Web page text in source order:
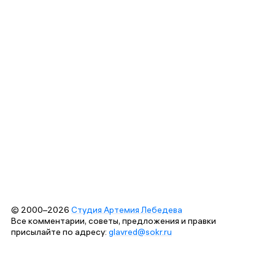
© 2000–2026 Студия Артемия Лебедева
Все комментарии, советы, предложения и правки
присылайте по адресу: glavred@sokr.ru